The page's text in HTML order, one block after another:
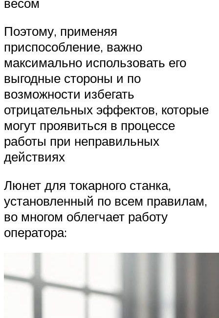
Поэтому, применяя
приспособление, важно
максимально использовать его
выгодные стороны и по
возможности избегать
отрицательных эффектов, которые
могут проявиться в процессе
работы при неправильных
действиях
Люнет для токарного станка,
установленный по всем правилам,
во многом облегчает работу
оператора: